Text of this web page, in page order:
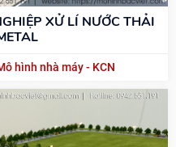
XỬ LÍ NƯỚC THẢI
hình nhà máy - KCN